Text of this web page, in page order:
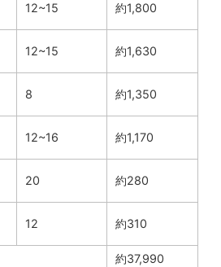
12~15 約1,800
12~15 約1,630
8 約1,350
12~16 約1,170
20 約280
12 約310
約37,990